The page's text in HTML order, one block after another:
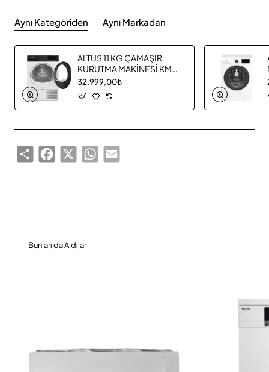
Aynı Kategoriden Aynı Markadan
ALTUS 11 KG ÇAMAŞIR
KURUTMA MAKİNESİ KM
1160
32.999,00₺
ShareFacebook
X WhatsApp
Email
Bunları da Aldılar